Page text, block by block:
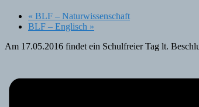
« BLF – Naturwissenschaft
BLF – Englisch »
Am 17.05.2016 findet ein Schulfreier Tag lt.